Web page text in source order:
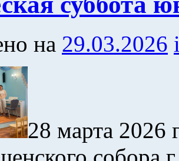
на 29.03.2026
28 марта 2026